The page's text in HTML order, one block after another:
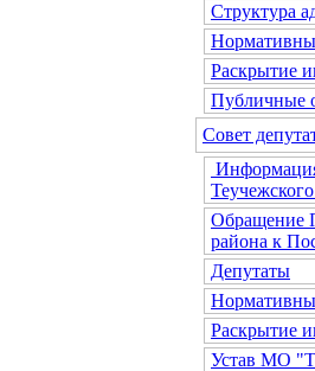
Структура
Раскрытие
Публичные
Совет
Обращение
района к
Депутаты
Раскрытие
Устав МО